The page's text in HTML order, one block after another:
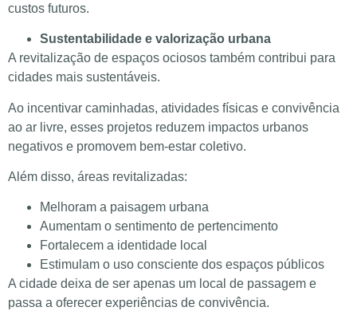
custos futuros.
Sustentabilidade e valorização urbana
A revitalização de espaços ociosos também contribui para
cidades mais sustentáveis.
Ao incentivar caminhadas, atividades físicas e convivência
ao ar livre, esses projetos reduzem impactos urbanos
negativos e promovem bem-estar coletivo.
Além disso, áreas revitalizadas:
Melhoram a paisagem urbana
Aumentam o sentimento de pertencimento
Fortalecem a identidade local
Estimulam o uso consciente dos espaços públicos
A cidade deixa de ser apenas um local de passagem e
passa a oferecer experiências de convivência.